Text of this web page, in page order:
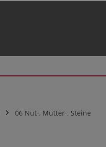
06 Nut-, Mutter-, Steine